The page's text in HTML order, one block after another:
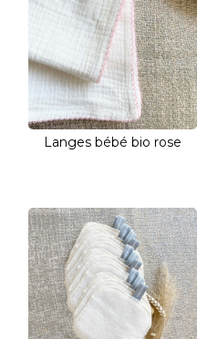
Langes bébé bio rose